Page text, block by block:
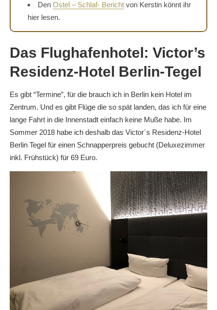
Den Ostel – Schlaf- Bericht von Kerstin könnt ihr
hier lesen.
Das Flughafenhotel: Victor’s
Residenz-Hotel Berlin-Tegel
Es gibt “Termine”, für die brauch ich in Berlin kein Hotel im
Zentrum. Und es gibt Flüge die so spät landen, das ich für eine
lange Fahrt in die Innenstadt einfach keine Muße habe. Im
Sommer 2018 habe ich deshalb das Victor´s Residenz-Hotel
Berlin Tegel für einen Schnapperpreis gebucht (Deluxezimmer
inkl. Frühstück) für 69 Euro.